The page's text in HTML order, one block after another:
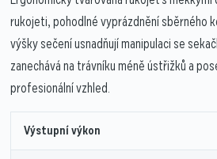
rukojeti, pohodlné vyprázdnění sběrného
výšky sečení usnadňují manipulaci se
zanechává na trávníku méně ústřižků a
profesionální vzhled.
Výstupní výkon